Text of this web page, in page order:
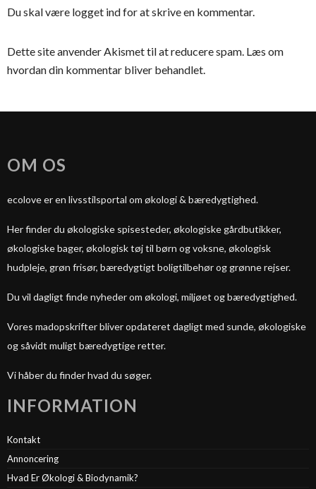
Du skal være logget indfor at skrive en kommentar.
Dette site anvender Akismet til at reducere spam. Læs om
hvordan din kommentar bliver behandlet
OM OS
ecolove er en livsstilsportal om økologi & bæredygtighed.
Her finder du økologiske spisesteder, økologiske gårdbutikker,
økologiske bager, økologisk tøj til børn og voksne, økologisk
hudpleje, grøn frisør, bæredygtigt boligtilbehør og grønne rejser.
Du vil dagligt finde nyheder om økologi, miljøet og bæredygtighed.
Vores madopskrifter bliver opdateret dagligt med sunde, økologiske
og såvidt muligt bæredygtige retter.
Vi håber du finder hvad du søger.
INFORMATION
Kontakt
Annoncering
Hvad Er Økologi & Biodynamik?